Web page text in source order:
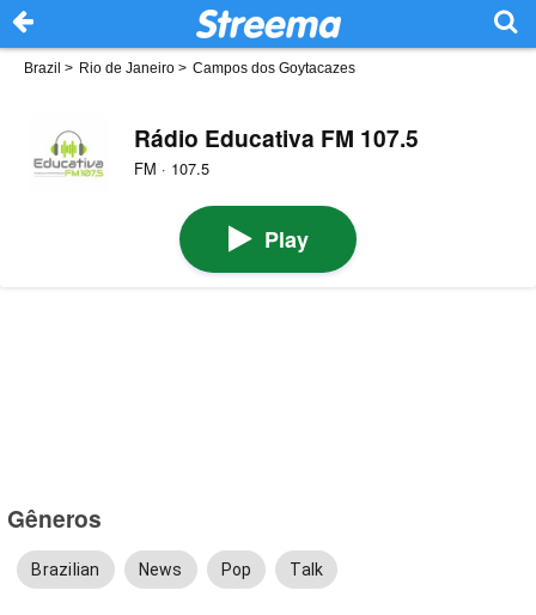
Brazil > Rio de Janeiro > Campos dos Goytacazes
Rádio Educativa FM 107.5
FM · 107.5
Play
Gêneros
Brazilian News Pop Talk